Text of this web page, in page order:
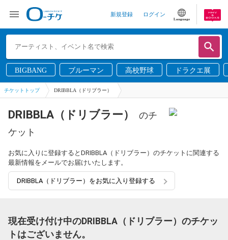
新規登録 ログイン
Language
BIGBANG ブルーマン 高校野球 ドラクエ展
チケットトップ DRIBBLA（ドリブラー）
DRIBBLA（ドリブラー）
のチ
ケット
お気に入りに登録するとDRIBBLA（ドリブラー）のチケットに関連する
最新情報をメールでお届けいたします。
DRIBBLA（ドリブラー）をお気に入り登録する
現在受け付け中のDRIBBLA（ドリブラー）のチケッ
トはございません。